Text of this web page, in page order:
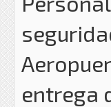
entrega